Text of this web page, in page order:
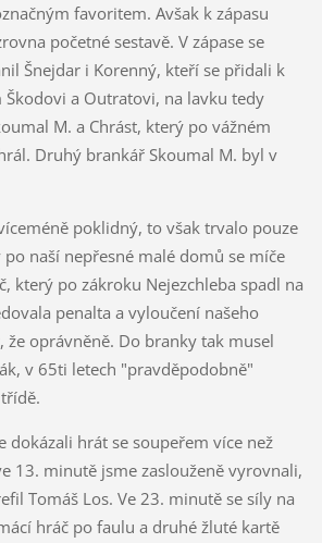
favoritem. Avšak k zápasu
početné sestavě. V zápase se
Šnejdar i Korenný, kteří se přidali k
a Outratovi, na lavku tedy
M. a Chrást, který po vážném
Druhý brankář Skoumal M. byl v
poklidný, to však trvalo pouze
naší nepřesné malé domů se míče
který po zákroku Nejezchleba spadl na
penalta a vyloučení našeho
oprávněně. Do branky tak musel
v 65ti letech "pravděpodobně"
dokázali hrát se soupeřem více než
13. minutě jsme zaslouženě vyrovnali,
Tomáš Los. Ve 23. minutě se síly na
hráč po faulu a druhé žluté kartě